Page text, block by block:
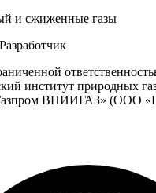
и сжиженные газы
институт природных
ВНИИГАЗ» (ООО